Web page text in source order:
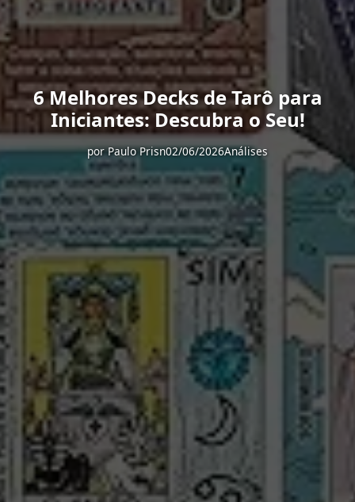
6 Melhores Decks de Tarô para
Iniciantes: Descubra o Seu!
porPaulo Prisn02/06/2026Análises